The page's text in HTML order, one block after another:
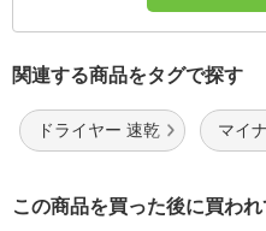
関連する商品をタグで探す
ドライヤー 速乾 マイ
この商品を買った後に買わ